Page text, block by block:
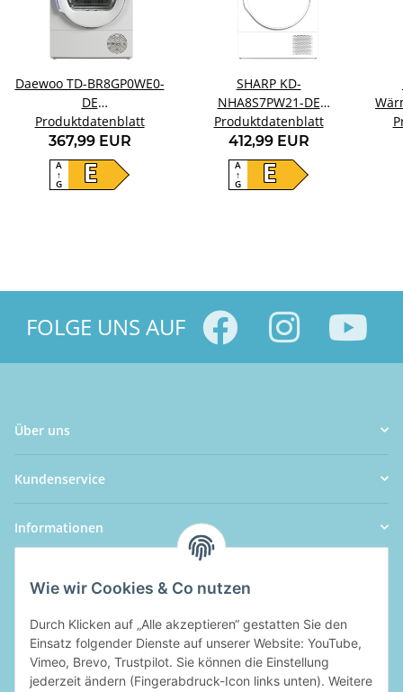
Daewoo TD-BR8GP0WE0-
DE
Wärmepumpentrockner
Produktdatenblatt
367,99 EUR
E
A
↑
G
SHARP KD-
NHA8S7PW21-DE
Wärmepumpentrockner
Produktdatenblatt
412,99 EUR
E
A
↑
G
FOLGE UNS AUF
Über uns
Kundenservice
Informationen
Wie wir Cookies & Co nutzen
Durch Klicken auf „Alle akzeptieren“ gestatten Sie den
Einsatz folgender Dienste auf unserer Website: YouTube,
Vimeo, Brevo, Trustpilot. Sie können die Einstellung
jederzeit ändern (Fingerabdruck-Icon links unten). Weitere